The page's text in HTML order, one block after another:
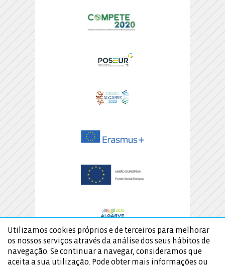
Utilizamos cookies próprios e de terceiros para melhorar
os nossos serviços através da análise dos seus hábitos de
navegação. Se continuar a navegar, consideramos que
aceita a sua utilização. Pode obter mais informações ou